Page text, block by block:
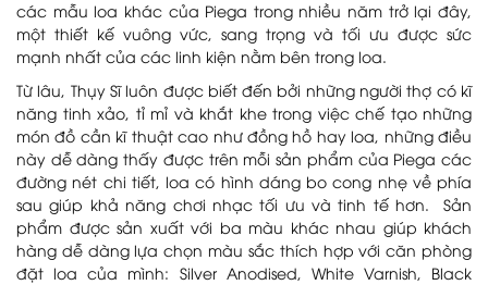
các mẫu loa khác của Piega trong nhiều năm trở lại đây,
một thiết kế vuông vức, sang trọng và tối ưu được sức
mạnh nhất của các linh kiện nằm bên trong loa.
Từ lâu, Thụy Sĩ luôn được biết đến bởi những người thợ có kĩ
năng tinh xảo, tỉ mỉ và khắt khe trong việc chế tạo những
món đồ cần kĩ thuật cao như đồng hồ hay loa, những điều
này dễ dàng thấy được trên mỗi sản phẩm của Piega các
đường nét chi tiết, loa có hình dáng bo cong nhẹ về phía
sau giúp khả năng chơi nhạc tối ưu và tinh tế hơn. Sản
phẩm được sản xuất với ba màu khác nhau giúp khách
hàng dễ dàng lựa chọn màu sắc thích hợp với căn phòng
đặt loa của mình: Silver Anodised, White Varnish, Black